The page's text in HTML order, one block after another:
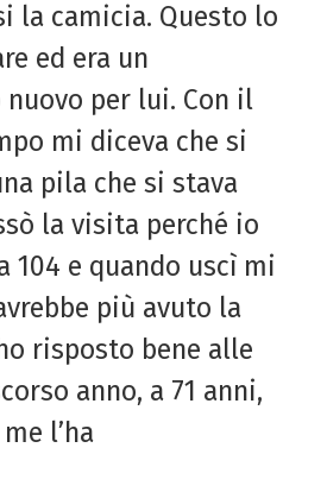
la camicia. Questo lo
ed era un
per lui. Con il
mi diceva che si
pila che si stava
la visita perché io
104 e quando uscì mi
più avuto la
risposto bene alle
anno, a 71 anni,
l’ha